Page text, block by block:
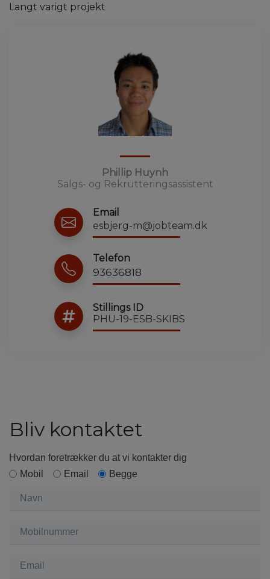
Langt varigt projekt
Phillip Huynh
Salgs- og Rekrutteringsassistent
Email
esbjerg-m@jobteam.dk
Telefon
93636818
Stillings ID
PHU-19-ESB-SKIBS
Bliv kontaktet
Hvordan foretrækker du at vi kontakter dig
Mobil
Email Begge